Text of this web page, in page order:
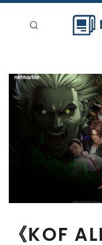
新聞稿分類
登入
《KOF